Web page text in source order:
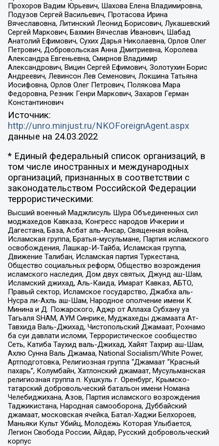
Прохоров Вадим Юрьевич, Шахова Елена Владимировна,
Подузов Сергей Васильевич, Протасова Ирина
Вячеславовна, Литинский Леонид Борисович, Лукашевский
Сергей Маркович, Бахмин Вячеслав Иванович, Шабад
Анатолий Ефимович, Сухих Дарья Николаевна, Орлов Олег
Петрович, Добровольская Анна Дмитриевна, Королева
Александра Евгеньевна, Смирнов Владимир
Александрович, Вицин Сергей Ефимович, Золотухин Борис
Андреевич, Левинсон Лев Семенович, Локшина Татьяна
Иосифовна, Орлов Олег Петрович, Полякова Мара
Федоровна, Резник Генри Маркович, Захаров Герман
Константинович
Источник:
http://unro.minjust.ru/NKOForeignAgent.aspx
данные на 24.03.2022
* Единый федеральный список организаций, в
том числе иностранных и международных
организаций, признанных в соответствии с
законодательством Российской Федерации
террористическими:
Высший военный Маджлисуль Шура Объединенных сил
моджахедов Кавказа, Конгресс народов Ичкерии и
Дагестана, База, Асбат аль-Ансар, Священная война,
Исламская группа, Братья-мусульмане, Партия исламского
освобождения, Лашкар-И-Тайба, Исламская группа,
Движение Талибан, Исламская партия Туркестана,
Общество социальных реформ, Общество возрождения
исламского наследия, Дом двух святых, Джунд аш-Шам,
Исламский джихад, Аль-Каида, Имарат Кавказ, АБТО,
Правый сектор, Исламское государство, Джабха аль-
Нусра ли-Ахль аш-Шам, Народное ополчение имени К.
Минина и Д. Пожарского, Аджр от Аллаха Субхану уа
Тагьаля SHAM, АУМ Синрике, Муджахеды джамаата Ат-
Тавхида Валь-Джихад, Чистопольский Джамаат, Рохнамо
ба суи давлати исломи, Террористическое сообщество
Сеть, Катиба Таухид валь-Джихад, Хайят Тахрир аш-Шам,
Ахлю Сунна Валь Джамаа, National Socialism/White Power,
Артподготовка, Религиозная группа “Джамаат “Красный
пахарь”, Колумбайн, Хатлонский джамаат, Мусульманская
религиозная группа п. Кушкуль г. Оренбург, Крымско-
татарский добровольческий батальон имени Номана
Челебиджихана, Азов, Партия исламского возрождения
Таджикистана, Народная самооборона, Дуббайский
джамаат, московская ячейка, Батал-Хаджи Белхороев,
Маньяки Культ Убийц, Молодёжь Которая Улыбается,
Легион Свобода России, Айдар, Русский добровольческий
корпус